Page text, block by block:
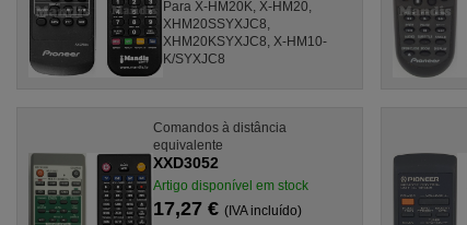
Para X-HM20K, X-HM20,
XHM20SSYXJC8,
XHM20KSYXJC8, X-HM10-
K/SYXJC8
Comandos à distância
equivalente
XXD3052
Artigo disponível em stock
17,27 €(IVA incluído)